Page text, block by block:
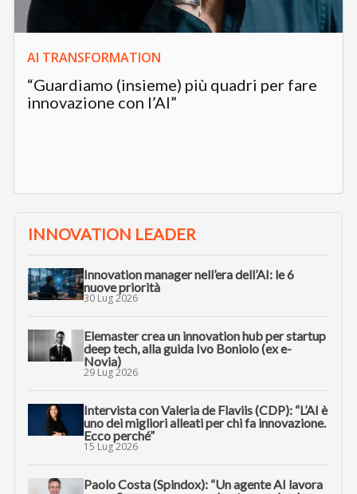
AI TRANSFORMATION
“Guardiamo (insieme) più quadri per fare
innovazione con l’AI”
INNOVATION LEADER
Innovation manager nell’era dell’AI: le 6
nuove priorità
30 Lug 2026
Elemaster crea un innovation hub per startup
deep tech, alla guida Ivo Boniolo (ex e-
Novia)
29 Lug 2026
Intervista con Valeria de Flaviis (CDP): “L’AI è
uno dei migliori alleati per chi fa innovazione.
Ecco perché”
15 Lug 2026
Paolo Costa (Spindox): “Un agente AI lavora